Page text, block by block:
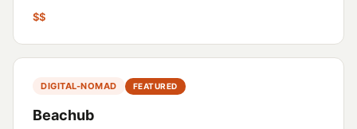
$$
DIGITAL-NOMAD FEATURED
Beachub